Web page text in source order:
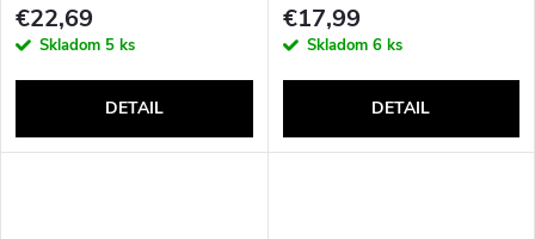
€22,69
Skladom 5 ks
DETAIL
€17,99
Skladom 6 ks
DETAIL